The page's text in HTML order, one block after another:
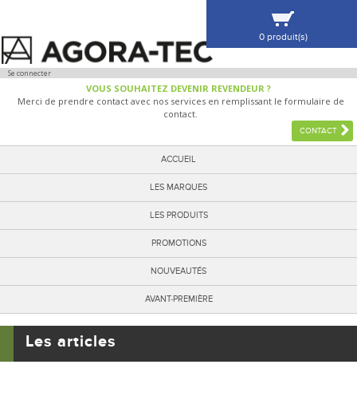
Se connecter
VOUS SOUHAITEZ DEVENIR REVENDEUR ?
Merci de prendre contact avec nos services en remplissant le formulaire de
contact.
CONTACT
ACCUEIL
LES MARQUES
LES PRODUITS
PROMOTIONS
NOUVEAUTÉS
AVANT-PREMIÈRE
0 produit(s)
VOIR MA SÉLECTION
Les articles